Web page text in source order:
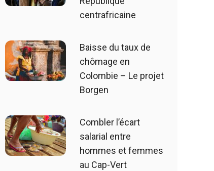
centrafricaine
Baisse du taux de
chômage en
Colombie – Le projet
Borgen
Combler l’écart
salarial entre
hommes et femmes
au Cap-Vert